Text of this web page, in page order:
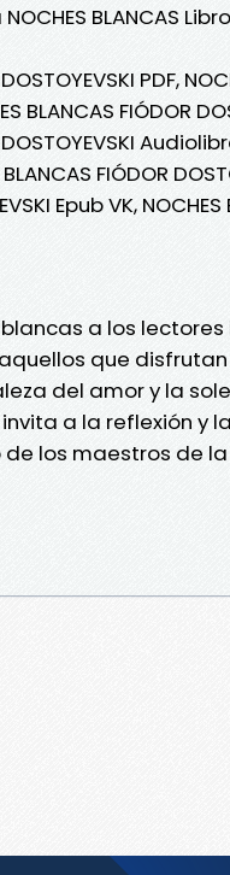
BLANCAS
PDF,
BLANCAS FIÓDOR
FIÓDOR
Epub VK,
a los
que
del amor y la
a la reflexión y
de los maestros de